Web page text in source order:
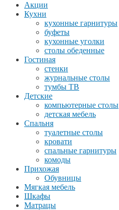
Акции
Кухни
кухонные гарнитуры
буфеты
кухонные уголки
столы обеденные
Гостиная
стенки
журнальные столы
тумбы ТВ
Детские
компьютерные столы
детская мебель
Спальня
туалетные столы
кровати
спальные гарнитуры
комоды
Прихожая
Обувницы
Мягкая мебель
Шкафы
Матрацы